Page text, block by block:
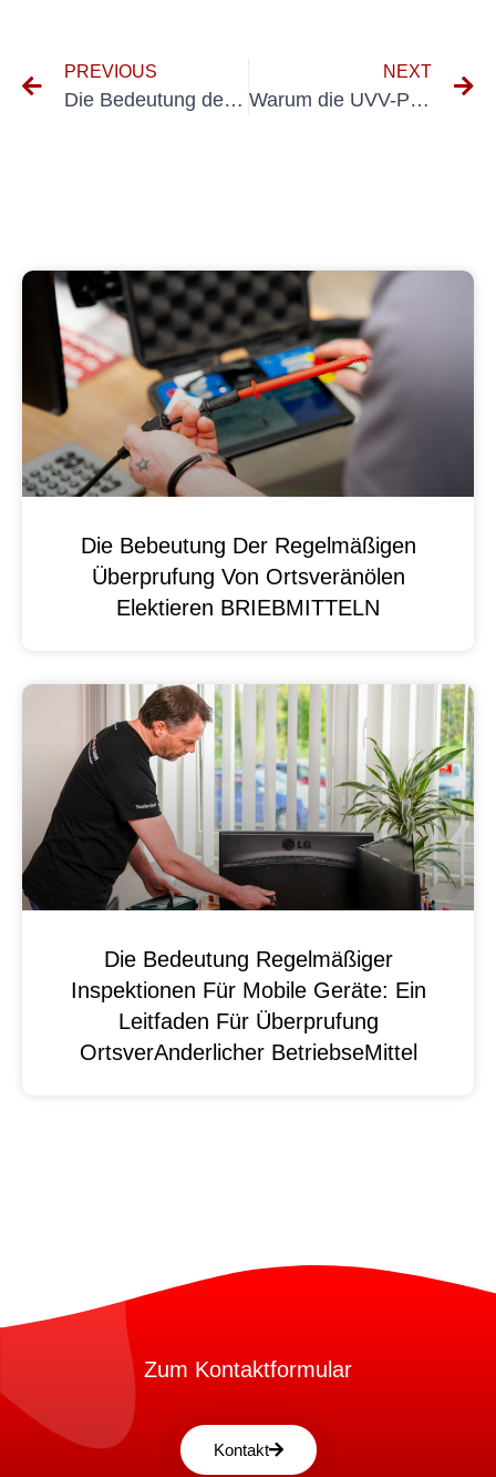
PREVIOUS
Die Bedeutung der UVV-Prüfung für die Arbeitssicherheit in Leinfelden-Echterdingen
NEXT
Warum die UVV-Prüfung für die Aufrechterhaltung der Sicherheitsstandards in Nutzfahrzeugen unerlässlich ist
Die Bebeutung Der Regelmäßigen
Überprufung Von Ortsveränölen
Elektieren BRIEBMITTELN
Die Bedeutung Regelmäßiger
Inspektionen Für Mobile Geräte: Ein
Leitfaden Für Überprufung
OrtsverAnderlicher BetriebseMittel
Zum Kontaktformular
Kontakt